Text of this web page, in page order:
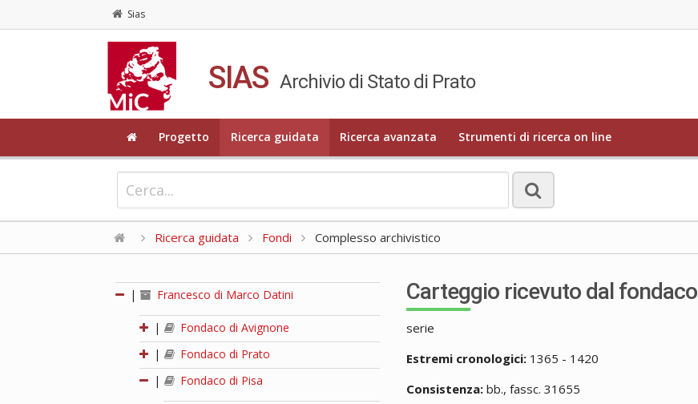
Sias
SIAS Archivio di Stato di Prato
Progetto Ricerca guidata Ricerca avanzata Strumenti di ricerca on line
Ricerca guidata Fondi Complesso archivistico
| Francesco di Marco Datini
|
Fondaco di Avignone
|
Fondaco di Prato
|
Fondaco di Pisa
Carteggio ricevuto dal fondaco
serie
Estremi cronologici: 1365 - 1420
Consistenza: bb., fassc. 31655